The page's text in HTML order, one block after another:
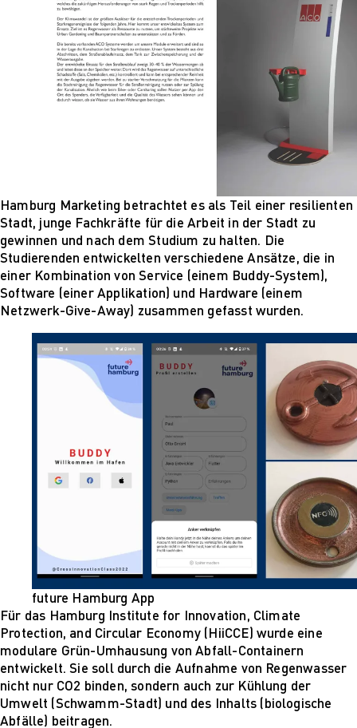
Hamburg Marketing betrachtet es als Teil einer resilienten
Stadt, junge Fachkräfte für die Arbeit in der Stadt zu
gewinnen und nach dem Studium zu halten. Die
Studierenden entwickelten verschiedene Ansätze, die in
einer Kombination von Service (einem Buddy-System),
Software (einer Applikation) und Hardware (einem
Netzwerk-Give-Away) zusammen gefasst wurden.
future Hamburg App
Für das Hamburg Institute for Innovation, Climate
Protection, and Circular Economy (HiiCCE) wurde eine
modulare Grün-Umhausung von Abfall-Containern
entwickelt. Sie soll durch die Aufnahme von Regenwasser
nicht nur CO2 binden, sondern auch zur Kühlung der
Umwelt (Schwamm-Stadt) und des Inhalts (biologische
Abfälle) beitragen.